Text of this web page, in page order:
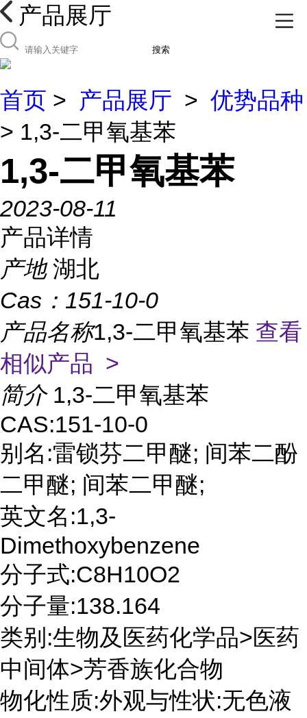
产品展厅
搜索
首页 > 产品展厅 > 优势品种
> 1,3-二甲氧基苯
1,3-二甲氧基苯
2023-08-11
产品详情
产地 湖北
Cas： 151-10-0
产品名称1,3-二甲氧基苯 查看
相似产品 >
简介 1,3-二甲氧基苯
CAS:151-10-0
别名:雷锁芬二甲醚; 间苯二酚
二甲醚; 间苯二甲醚;
英文名:1,3-
Dimethoxybenzene
分子式:C8H10O2
分子量:138.164
类别:生物及医药化学品>医药
中间体>芳香族化合物
物化性质:外观与性状:无色液